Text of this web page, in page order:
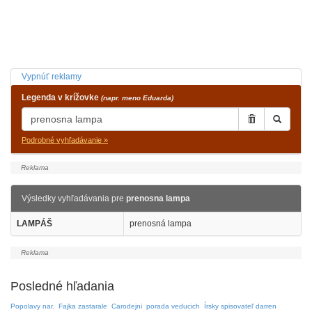
Vypnúť reklamy
Legenda v krížovke (napr. meno Eduarda)
Podrobné vyhľadávanie »
Výsledky vyhľadávania pre prenosna lampa
LAMPÁŠ prenosná lampa
Posledné hľadania
Popolavy nar. Fajka zastarale Carodejni porada veducich Írsky spisovateľ darren